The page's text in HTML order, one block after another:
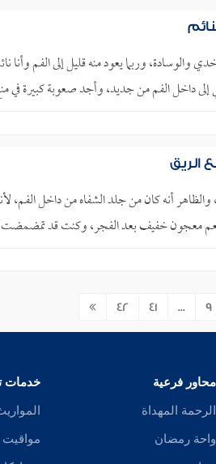
والوسادة، وربما يعود منه قليل إلى الفم
إلى داخل الفم من جديد، وأجد صعوبة كبيرة
الريق
أنه كان من جلد الشفاه من داخل الفم،
معجون خفيف بعد الفجر، وكنت قد
9
...
41
42
محاور فرعية
الرحمة المهداة
واحة رمضان
خدمات
مواقيت